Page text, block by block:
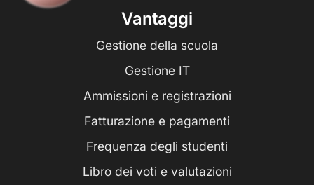
Vantaggi
Gestione della scuola
Gestione IT
Ammissioni e registrazioni
Fatturazione e pagamenti
Frequenza degli studenti
Libro dei voti e valutazioni